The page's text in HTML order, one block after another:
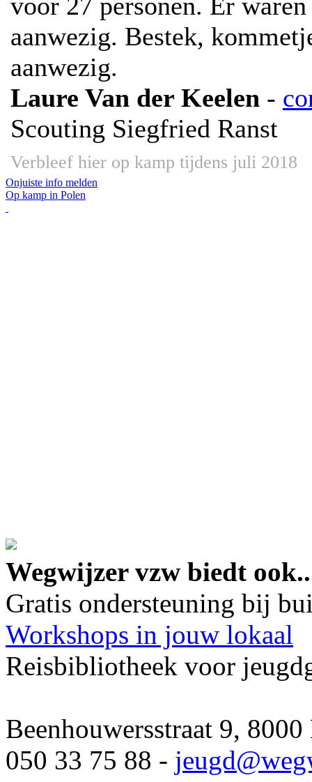
aanwezig. Bestek,
aanwezig.
Laure Van der Keelen -
Scouting Siegfried Ranst
Verbleef hier op kamp tijdens juli 2018
Onjuiste info melden
Op kamp in Polen
Wegwijzer vzw biedt
Gratis ondersteuning bij
Workshops in jouw lokaal
Reisbibliotheek voor
Beenhouwersstraat 9,
050 33 75 88 - jeugd